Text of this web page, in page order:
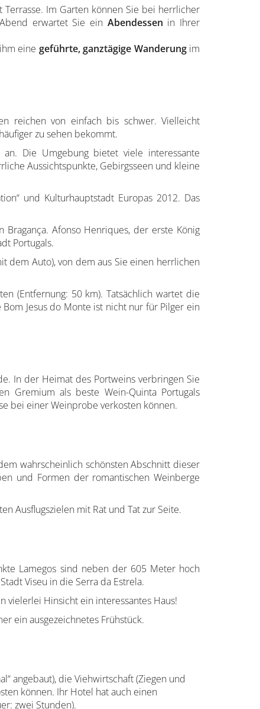
Im Garten können Sie bei herrlicher
erwartet Sie ein Abendessen in Ihrer
eine geführte, ganztägige Wanderungim
reichen von einfach bis schwer. Vielleicht
zu sehen bekommt.
Die Umgebung bietet viele interessante
Aussichtspunkte, Gebirgsseen und kleine
und Kulturhauptstadt Europas 2012. Das
Afonso Henriques, der erste König
Portugals.
dem Auto), von dem aus Sie einen herrlichen
(Entfernung: 50 km). Tatsächlich wartet die
Jesus do Monte ist nicht nur für Pilger ein
In der Heimat des Portweins verbringen Sie
Gremium als beste Wein-Quinta Portugals
bei einer Weinprobe verkosten können.
wahrscheinlich schönsten Abschnitt dieser
und Formen der romantischen Weinberge
Ausflugszielen mit Rat und Tat zur Seite.
Lamegos sind neben der 605 Meter hoch
Viseu in die Serra da Estrela.
vielerlei Hinsicht ein interessantes Haus!
ein ausgezeichnetes Frühstück.
angebaut), die Viehwirtschaft (Ziegen und
können. Ihr Hotel hat auch einen
zwei Stunden).